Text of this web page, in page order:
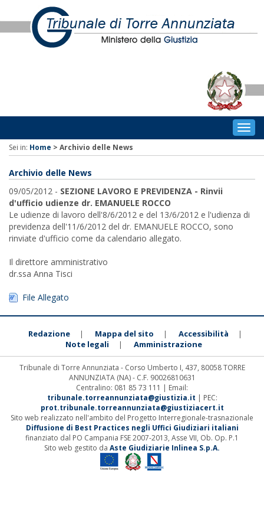
Sei in: Home > Archivio delle News
Archivio delle News
09/05/2012 - SEZIONE LAVORO E PREVIDENZA - Rinvii
d'ufficio udienze dr. EMANUELE ROCCO
Le udienze di lavoro dell'8/6/2012 e del 13/6/2012 e l'udienza di
previdenza dell'11/6/2012 del dr. EMANUELE ROCCO, sono
rinviate d'ufficio come da calendario allegato.
Il direttore amministrativo
dr.ssa Anna Tisci
File Allegato
Redazione | Mappa del sito | Accessibilità |
Note legali | Amministrazione
Tribunale di Torre Annunziata - Corso Umberto I, 437, 80058 TORRE
ANNUNZIATA (NA) - C.F. 90026810631
Centralino: 081 85 73 111 | Email:
tribunale.torreannunziata@giustizia.it | PEC:
prot.tribunale.torreannunziata@giustiziacert.it
Sito web realizzato nell'ambito del Progetto Interregionale-trasnazionale
Diffusione di Best Practices negli Uffici Giudiziari italiani
finanziato dal PO Campania FSE 2007-2013, Asse VII, Ob. Op. P.1
Sito web gestito da Aste Giudiziarie Inlinea S.p.A.